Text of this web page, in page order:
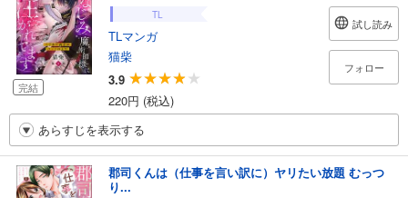
完結
TL
TLマンガ
猫柴
3.9
220円 (税込)
試し読み
フォロー
あらすじを表示する
郡司くんは（仕事を言い訳に）ヤリたい放題 むっつ
り...